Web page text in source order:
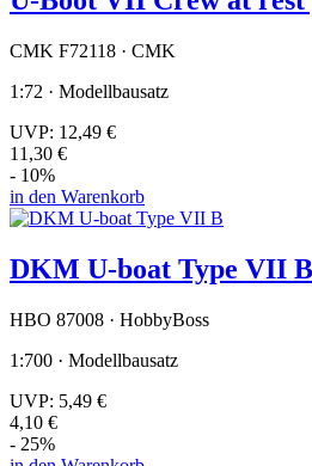
CMK F72118 · CMK
1:72 · Modellbausatz
UVP: 12,49 €
11,30 €
- 10%
in den Warenkorb
DKM U-boat Type VII B
HBO 87008 · HobbyBoss
1:700 · Modellbausatz
UVP: 5,49 €
4,10 €
- 25%